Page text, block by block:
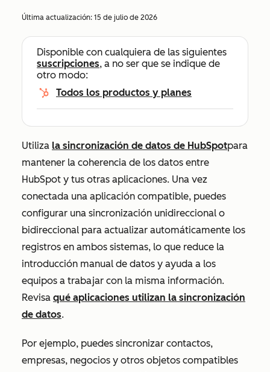
Última actualización: 15 de julio de 2026
Disponible con cualquiera de las siguientes
suscripciones, a no ser que se indique de
otro modo:
Todos los productos y planes
Utiliza la sincronización de datos de HubSpotpara
mantener la coherencia de los datos entre
HubSpot y tus otras aplicaciones. Una vez
conectada una aplicación compatible, puedes
configurar una sincronización unidireccional o
bidireccional para actualizar automáticamente los
registros en ambos sistemas, lo que reduce la
introducción manual de datos y ayuda a los
equipos a trabajar con la misma información.
Revisa qué aplicaciones utilizan la sincronización
de datos.
Por ejemplo, puedes sincronizar contactos,
empresas, negocios y otros objetos compatibles